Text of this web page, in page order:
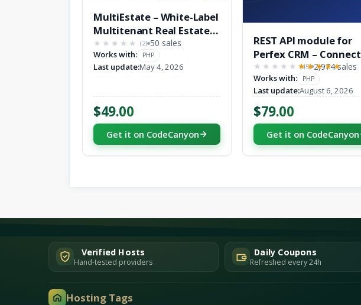
MultiEstate – White-Label
Multitenant Real Estate
Platform (AI Powered)
★★★★★ ★★★★★
(2) 50 sales
Works with: PHP
Last update:May 4, 2026
$49.00
Get it on CodeCanyon
REST API module for
Perfex CRM – Connect
Apps and Automate
Workflows with third
party applications
★★★★★ ★★★★★
(45) 2,974 sales
Works with: PHP
Last update:August 6, 2026
$79.00
Get it on CodeCanyon
Verified Hosts
Hand-tested providers
Daily Coupons
Refreshed every 24h
Hosting Tags